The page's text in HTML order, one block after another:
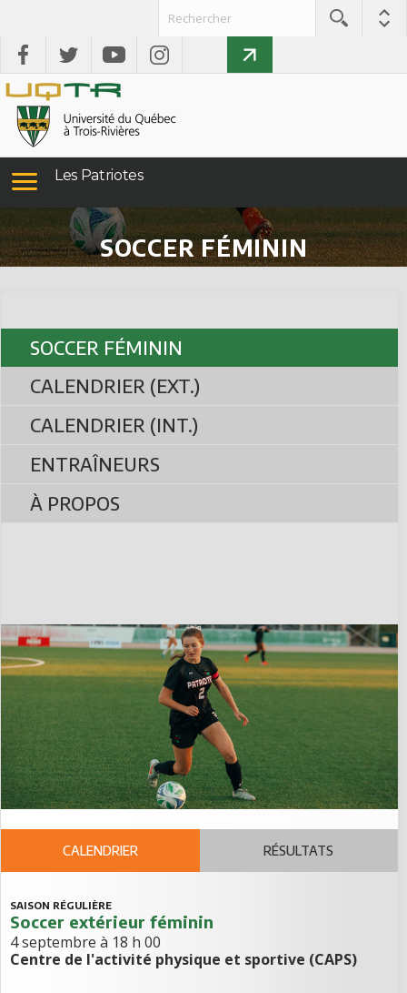
Les Patriotes
SOCCER FÉMININ
SOCCER FÉMININ
CALENDRIER (EXT.)
CALENDRIER (INT.)
ENTRAÎNEURS
À PROPOS
CALENDRIER RÉSULTATS
SAISON RÉGULIÈRE
Soccer extérieur féminin
4 septembre à 18 h 00
Centre de l'activité physique et sportive (CAPS)